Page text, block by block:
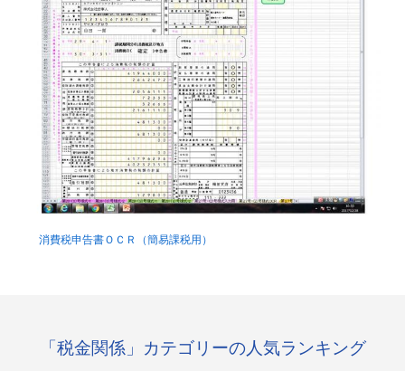
消費税申告書ＯＣＲ（簡易課税用）
「税金関係」カテゴリーの人気ランキング